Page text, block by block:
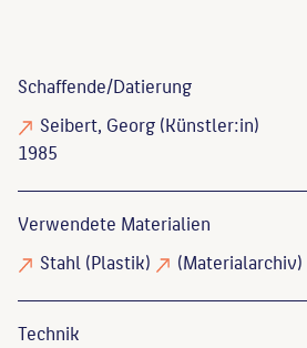
Schaffende/Datierung
Seibert, Georg(Künstler:in)
1985
Verwendete Materialien
Stahl(Plastik) (Materialarchiv)
Technik